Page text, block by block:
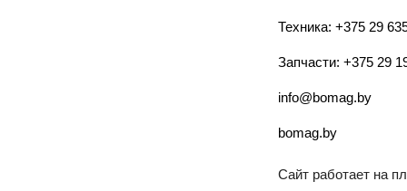
Техника: +375 29
Запчасти: +375 29
info@bomag.by
bomag.by
Сайт работает на